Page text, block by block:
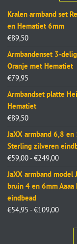
Kralen armband set
en Hematiet 6mm
€89,50
Armbandenset 3-
Oranje met Hematiet
€79,95
Armbandset platte
Hematiet
€89,50
JaXX armband 6,8
Sterling zilveren
€59,00 - €249,00
JaXX armband
bruin 4 en 6mm
eindbead
€54,95 - €109,00